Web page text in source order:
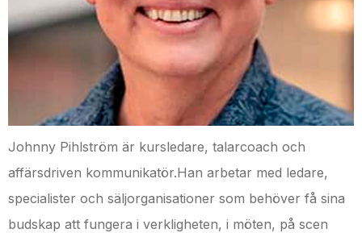
Johnny Pihlström är kursledare, talarcoach och
affärsdriven kommunikatör.Han arbetar med ledare,
specialister och säljorganisationer som behöver få sina
budskap att fungera i verkligheten, i möten, på scen